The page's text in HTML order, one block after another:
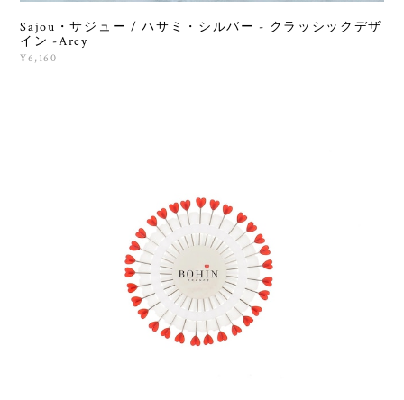
Sajou・サジュー / ハサミ・シルバー - クラッシックデザ
イン -Arcy
¥6,160